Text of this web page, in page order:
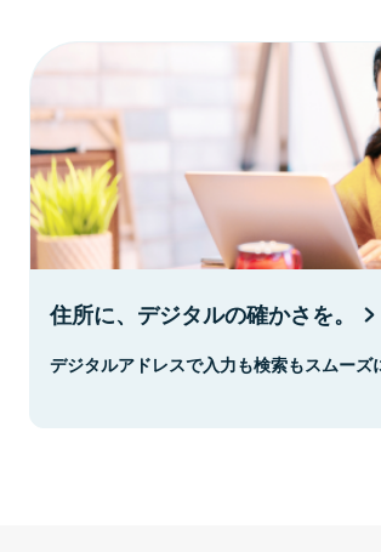
住所に、デジタルの確かさを。
デジタルアドレスで入力も検索もスムーズ